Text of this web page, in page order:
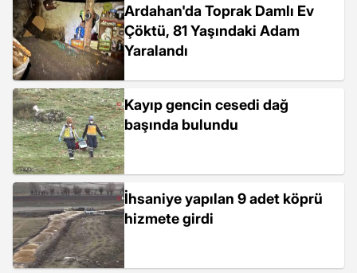
Ardahan'da Toprak Damlı Ev
Çöktü, 81 Yaşındaki Adam
Yaralandı
Kayıp gencin cesedi dağ
başında bulundu
İhsaniye yapılan 9 adet köprü
hizmete girdi